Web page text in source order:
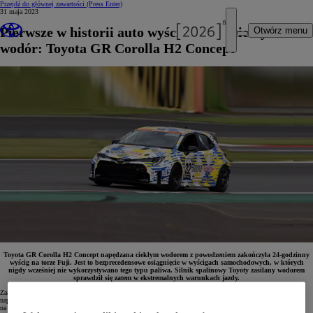
Przejdź do głównej zawartości (Press Enter)
Otwórz menu
31 maja 2023
Pierwsze w historii auto wyścigowe na ciekły
wodór: Toyota GR Corolla H2 Concept
Toyota GR Corolla H2 Concept napędzana ciekłym wodorem z powodzeniem zakończyła 24-godzinny
wyścig na torze Fuji. Jest to bezprecedensowe osiągnięcie w wyścigach samochodowych, w których
nigdy wcześniej nie wykorzystywano tego typu paliwa. Silnik spalinowy Toyoty zasilany wodorem
sprawdził się zatem w ekstremalnych warunkach jazdy.
Zaangażowanie Toyoty w rozwój elektromobilności wodorowej opartej na technologii ogniw paliwowych
napędzających silnik elektryczny jest szeroko znane na całym świecie. Firma od kilku lat skupia się również
na opracowaniu alternatywnego silnika spalinowego zasilanego wodorem. Długodystansowe wyścigi